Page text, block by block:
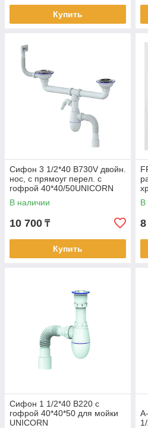
Купить
Сифон 3 1/2*40 B730V двойн.
нос, с прямоуг перел. с
гофрой 40*40/50UNICORN
В наличии
10 700 ₸
Купить
В
Сифон 1 1/2*40 B220 с
гофрой 40*40*50 для мойки
UNICORN